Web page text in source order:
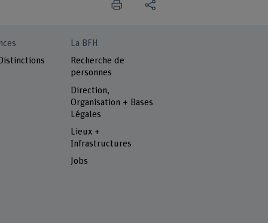
La BFH
Recherche de
personnes
Direction,
Organisation + Bases
Légales
Lieux +
Infrastructures
Jobs